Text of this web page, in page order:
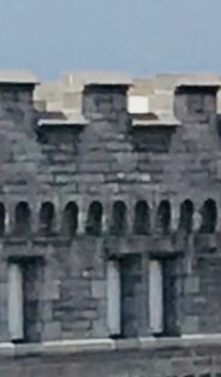
Open
gare
Information
prédictive,
Tout cela…